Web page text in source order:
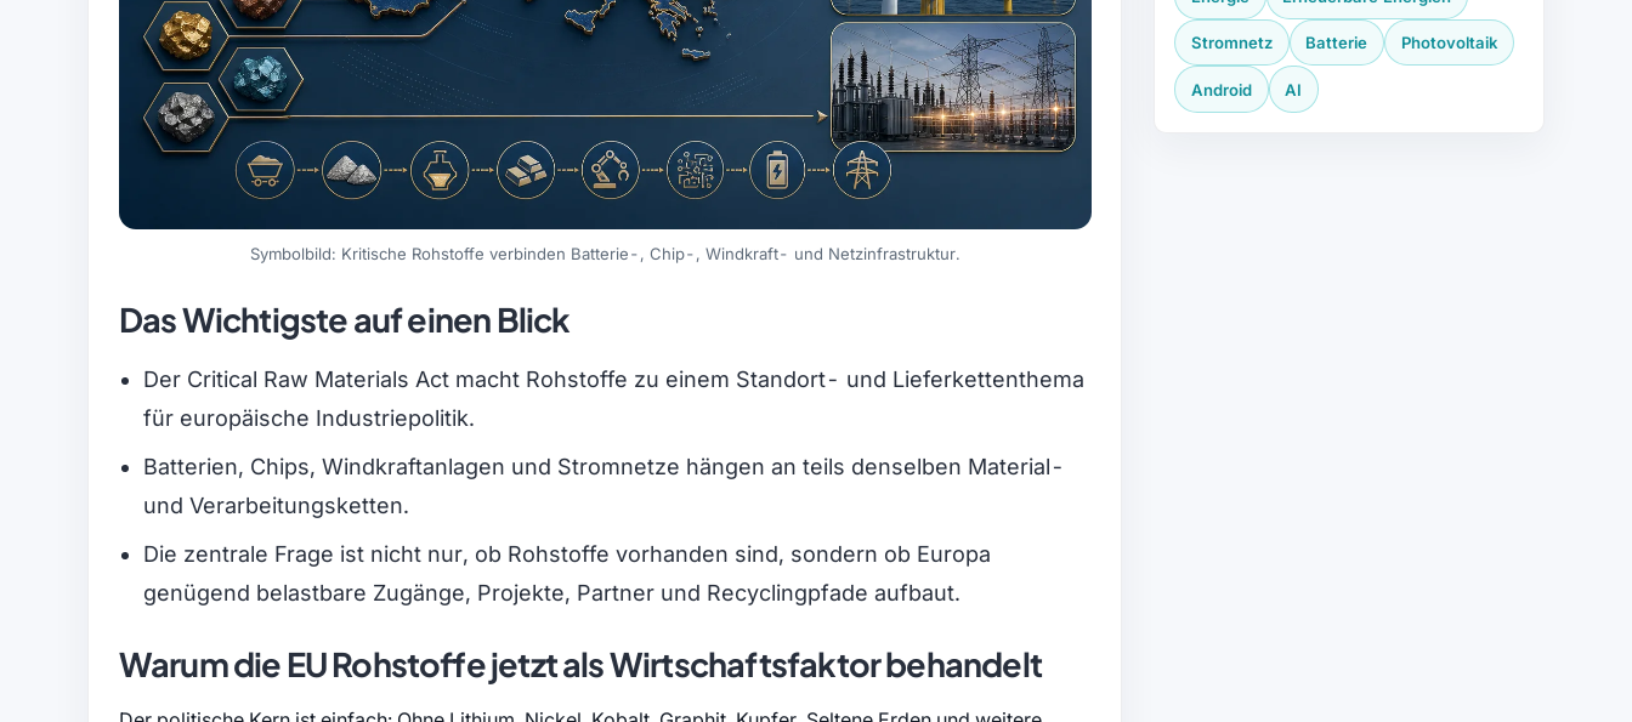
Symbolbild: Kritische Rohstoffe verbinden Batterie-, Chip-, Windkraft- und Netzinfrastruktur.
Das Wichtigste auf einen Blick
Der Critical Raw Materials Act macht Rohstoffe zu einem Standort- und Lieferkettenthema
für europäische Industriepolitik.
Batterien, Chips, Windkraftanlagen und Stromnetze hängen an teils denselben Material-
und Verarbeitungsketten.
Die zentrale Frage ist nicht nur, ob Rohstoffe vorhanden sind, sondern ob Europa
genügend belastbare Zugänge, Projekte, Partner und Recyclingpfade aufbaut.
Warum die EU Rohstoffe jetzt als Wirtschaftsfaktor behandelt
Stromnetz Batterie Photovoltaik
Android AI